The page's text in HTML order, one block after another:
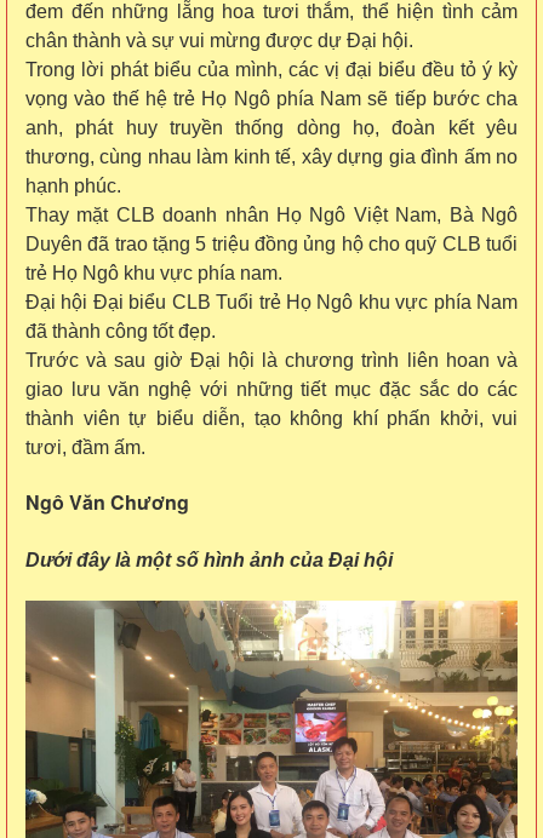
đem đến những lẵng hoa tươi thắm, thể hiện tình cảm
chân thành và sự vui mừng được dự Đại hội.
Trong lời phát biểu của mình, các vị đại biểu đều tỏ ý kỳ
vọng vào thế hệ trẻ Họ Ngô phía Nam sẽ tiếp bước cha
anh, phát huy truyền thống dòng họ, đoàn kết yêu
thương, cùng nhau làm kinh tế, xây dựng gia đình ấm no
hạnh phúc.
Thay mặt CLB doanh nhân Họ Ngô Việt Nam, Bà Ngô
Duyên đã trao tặng 5 triệu đồng ủng hộ cho quỹ CLB tuổi
trẻ Họ Ngô khu vực phía nam.
Đại hội Đại biểu CLB Tuổi trẻ Họ Ngô khu vực phía Nam
đã thành công tốt đẹp.
Trước và sau giờ Đại hội là chương trình liên hoan và
giao lưu văn nghệ với những tiết mục đặc sắc do các
thành viên tự biểu diễn, tạo không khí phấn khởi, vui
tươi, đầm ấm.
Ngô Văn Chương
Dưới đây là một số hình ảnh của Đại hội